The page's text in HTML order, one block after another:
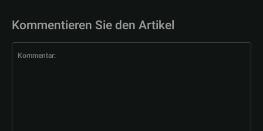
Kommentieren Sie den Artikel